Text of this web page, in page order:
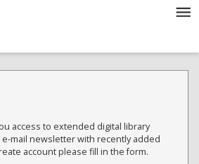
access to extended digital library
mail newsletter with recently added
account please fill in the form.